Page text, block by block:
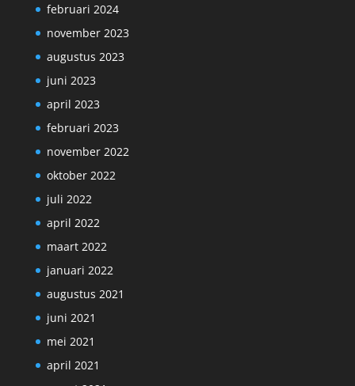
februari 2024
november 2023
augustus 2023
juni 2023
april 2023
februari 2023
november 2022
oktober 2022
juli 2022
april 2022
maart 2022
januari 2022
augustus 2021
juni 2021
mei 2021
april 2021